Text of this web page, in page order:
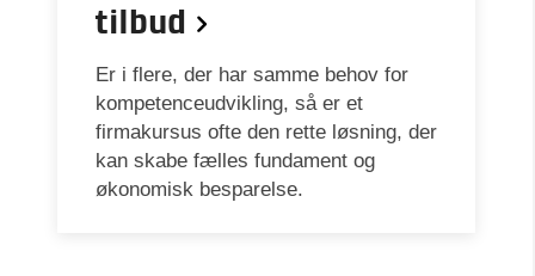
tilbud
Er i flere, der har samme behov for
kompetenceudvikling, så er et
firmakursus ofte den rette løsning, der
kan skabe fælles fundament og
økonomisk besparelse.